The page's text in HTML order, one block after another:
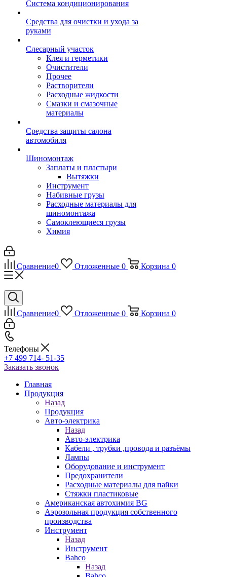
Система кондиционирования
Средства для очистки и ухода за
руками
Слесарный участок
Клея и герметики
Очистители
Прочее
Растворители
Расходные жидкости
Смазки и смазочные
материалы
Средства защиты салона
автомобиля
Шиномонтаж
Заплаты и пластыри
Вытяжки
Инструмент
Набивные грузы
Расходные материалы для
шиномонтажа
Самоклеющиеся грузы
Химия
Сравнение0 Отложенные 0 Корзина 0
Сравнение0 Отложенные 0 Корзина 0
Телефоны
+7 499 714- 51-35
Заказать звонок
Главная
Продукция
Назад
Продукция
Авто-электрика
Назад
Авто-электрика
Кабели , трубки ,провода и разъёмы
Лампы
Оборудование и инструмент
Предохранители
Расходные материалы для пайки
Стяжки пластиковые
Американская автохимия BG
Аэрозольная продукция собственного
производства
Инструмент
Назад
Инструмент
Bahco
Назад